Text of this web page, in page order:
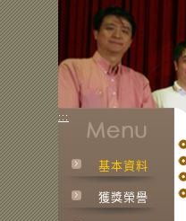
:::
基本資料
獲獎榮譽